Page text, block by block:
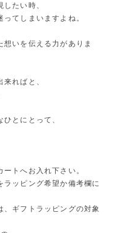
たい時、
てしまいますよね。
いを伝える力がありま
ればと、
とにとって、
トへお入れ下さい。
ッピング希望か備考欄に
ギフトラッピングの対象